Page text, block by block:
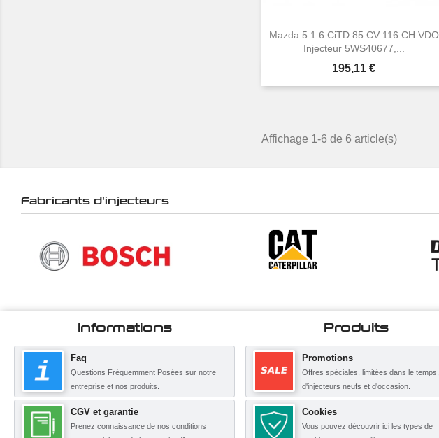
Mazda 5 1.6 CiTD 85 CV 116 CH VDO
Injecteur 5WS40677,...
Prix
195,11 €
Aperçu rapide
Affichage 1-6 de 6 article(s)
Fabricants d'injecteurs
Informations
Faq
Questions Fréquemment Posées sur notre
entreprise et nos produits.
CGV et garantie
Prenez connaissance de nos conditions
Produits
Promotions
Offres spéciales, limitées dans le temps,
d'injecteurs neufs et d'occasion.
Cookies
Vous pouvez découvrir ici les types de